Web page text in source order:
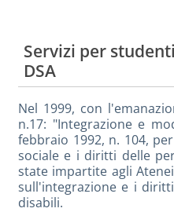
Servizi per
DSA
Nel 1999, con
n.17: "Integrazione e
febbraio 1992, n. 104,
sociale e i diritti delle
state impartite agli
sull'integrazione e i
disabili.